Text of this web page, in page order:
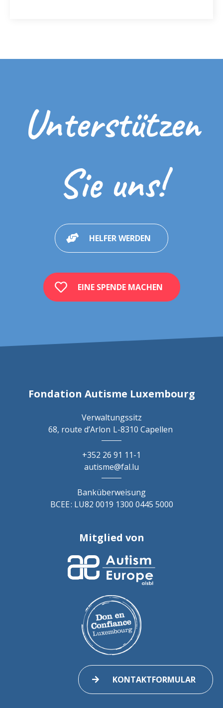
Unterstützen
Sie uns!
HELFER WERDEN
EINE SPENDE MACHEN
Fondation Autisme Luxembourg
Verwaltungssitz
68, route d’Arlon L-8310 Capellen
+352 26 91 11-1
autisme@fal.lu
Banküberweisung
BCEE : LU82 0019 1300 0445 5000
Mitglied von
KONTAKTFORMULAR